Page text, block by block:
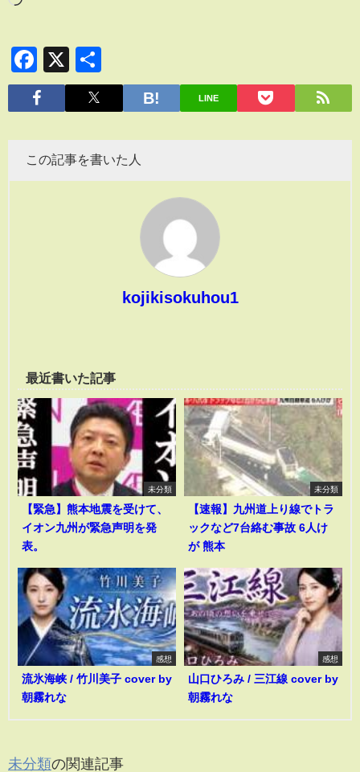
Facebook
X
有
LINE
この記事を書いた人
kojikisokuhou1
最近書いた記事
未分類
【緊急】熊本地震を受けて、
イオン九州が緊急声明を発
表。
未分類
【速報】九州道上り線でトラ
ックなど7台絡む事故 6人け
が 熊本
感想
流氷海峡 / 竹川美子 cover by
朝霧れな
感想
山口ひろみ / 三江線 cover by
朝霧れな
未分類の関連記事